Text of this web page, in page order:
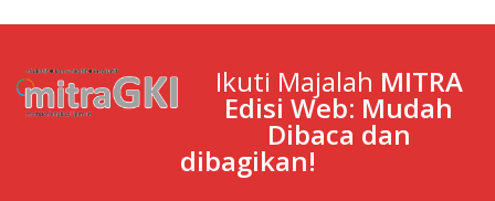
Ikuti Majalah MITRA
Edisi Web: Mudah
Dibaca dan
dibagikan!